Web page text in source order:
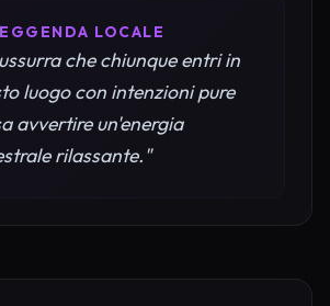
LOCALE
che chiunque entri in
luogo con intenzioni pure
avvertire un'energia
rilassante."